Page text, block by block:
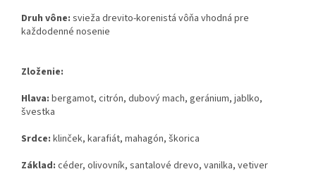
Druh vône: svieža drevito-korenistá vôňa vhodná pre
každodenné nosenie
Zloženie:
Hlava: bergamot, citrón, dubovýmach, geránium, jablko,
švestka
Srdce: klinček, karafiát, mahagón, škorica
Základ: céder, olivovník, santalové drevo, vanilka, vetiver